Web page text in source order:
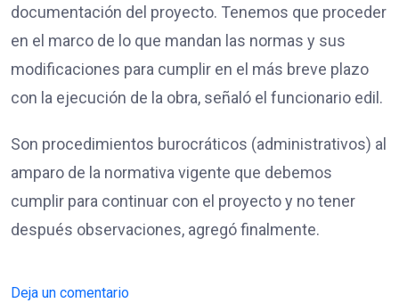
documentación del proyecto. Tenemos que proceder
en el marco de lo que mandan las normas y sus
modificaciones para cumplir en el más breve plazo
con la ejecución de la obra, señaló el funcionario edil.
Son procedimientos burocráticos (administrativos) al
amparo de la normativa vigente que debemos
cumplir para continuar con el proyecto y no tener
después observaciones, agregó finalmente.
Deja un comentario